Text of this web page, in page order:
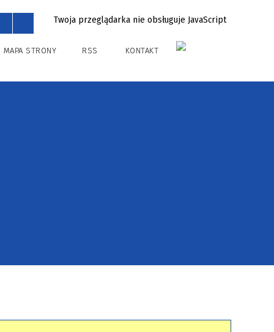
Twoja przeglądarka nie obsługuje JavaScript
MAPA STRONY RSS KONTAKT